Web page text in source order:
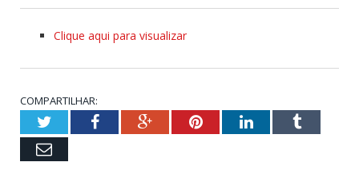
Clique aqui para visualizar
COMPARTILHAR:
TwitterFacebookGoogle+PinterestLinkedInTumblr
Email